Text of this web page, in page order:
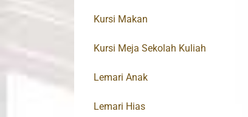
Kursi Makan
Kursi Meja Sekolah Kuliah
Lemari Anak
Lemari Hias